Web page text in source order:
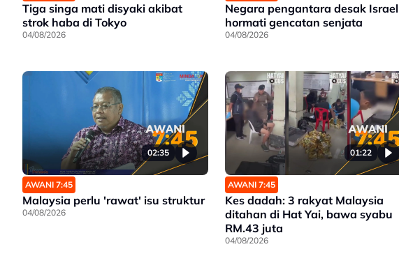
Tiga singa mati disyaki akibat
strok haba di Tokyo
04/08/2026
Negara pengantara desak Israel
hormati gencatan senjata
04/08/2026
02:35
AWANI 7:45
Malaysia perlu 'rawat' isu struktur
04/08/2026
01:22
AWANI 7:45
Kes dadah: 3 rakyat Malaysia
ditahan di Hat Yai, bawa syabu
RM.43 juta
04/08/2026